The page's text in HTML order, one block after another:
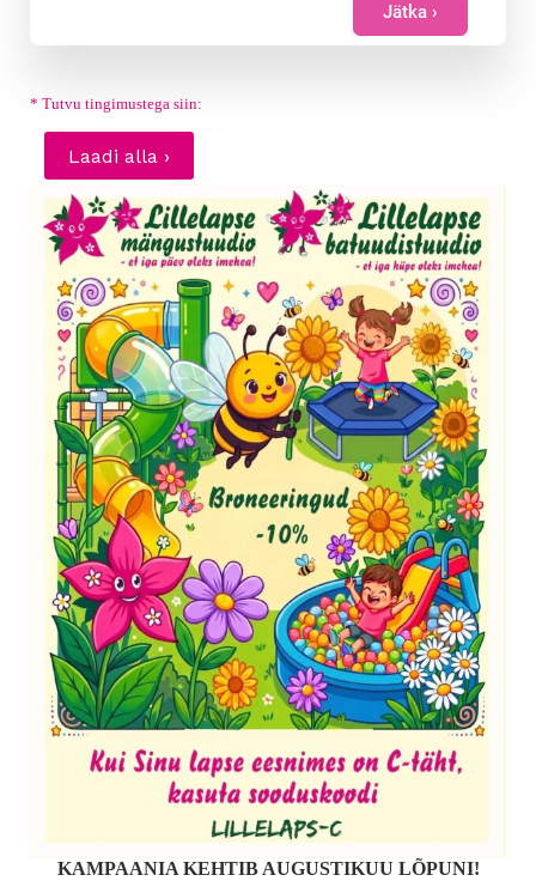
Jätka ›
* Tutvu tingimustega siin:
Laadi alla ›
KAMPAANIA KEHTIB AUGUSTIKUU LÕPUNI!